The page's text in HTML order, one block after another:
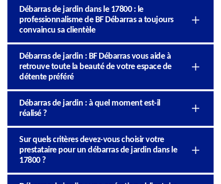
Débarras de jardin dans le 17800 : le
professionnalisme de BF Débarras a toujours
convaincu sa clientèle
Débarras de jardin : BF Débarras vous aide à
retrouve toute la beauté de votre espace de
détente préféré
Débarras de jardin : à quel moment est-il
réalisé ?
Sur quels critères devez-vous choisir votre
prestataire pour un débarras de jardin dans le
17800 ?